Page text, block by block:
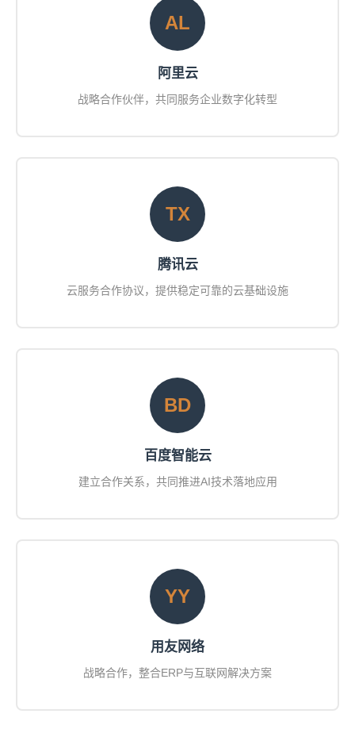
AL
阿里云
战略合作伙伴，共同服务企业数字化转型
TX
腾讯云
云服务合作协议，提供稳定可靠的云基础设施
BD
百度智能云
建立合作关系，共同推进AI技术落地应用
YY
用友网络
战略合作，整合ERP与互联网解决方案